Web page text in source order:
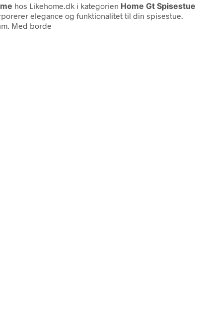
hos Likehome.dk i kategorien Home Gt Spisestue
elegance og funktionalitet til din spisestue.
Med borde